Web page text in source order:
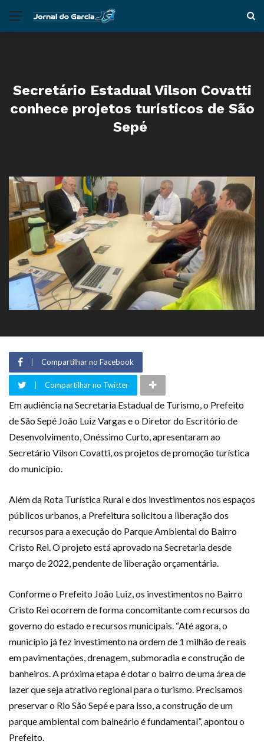
Secretário Estadual Vilson Covatti
conhece projetos turísticos de São
Sepé
Compartilhar no Facebook
Compartilhar no Twitter
Em audiência na Secretaria Estadual de Turismo, o Prefeito
de São Sepé João Luiz Vargas e o Diretor do Escritório de
Desenvolvimento, Onéssimo Curto, apresentaram ao
Secretário Vilson Covatti, os projetos de promoção turística
do município.
Além da Rota Turística Rural e dos investimentos nos espaços
públicos urbanos, a Prefeitura solicitou a liberação dos
recursos para a execução do Parque Ambiental do Bairro
Cristo Rei. O projeto está aprovado na Secretaria desde
março de 2022, pendente de liberação orçamentária.
Conforme o Prefeito João Luiz, os investimentos no Bairro
Cristo Rei ocorrem de forma concomitante com recursos do
governo do estado e recursos municipais. “Até agora, o
município já fez investimento na ordem de 1 milhão de reais
em pavimentações, drenagem, submoradia e construção de
banheiros. A próxima etapa é dotar o bairro de uma área de
lazer que seja atrativo regional para o turismo. Precisamos
preservar o Rio São Sepé e para isso, a construção de um
parque ambiental com balneário é fundamental”, apontou o
Prefeito.